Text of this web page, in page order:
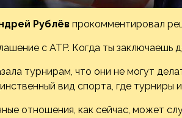
Рублёв прокомментировал
с ATP. Когда ты заключаешь
турнирам, что они не могут
вид спорта, где
отношения, как сейчас, может